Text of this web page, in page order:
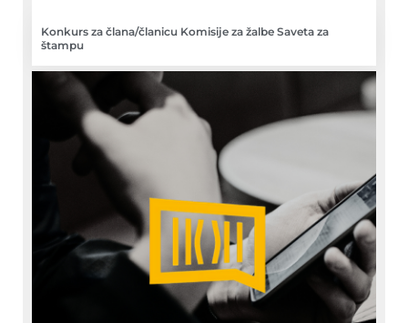
Konkurs za člana/članicu Komisije za žalbe Saveta za
štampu